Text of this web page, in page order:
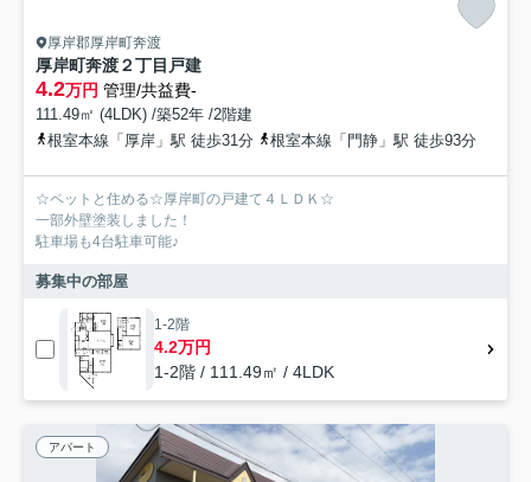
厚岸郡厚岸町奔渡
厚岸町奔渡２丁目戸建
4.2万円 管理/共益費-
111.49㎡ (4LDK) /築52年 /2階建
根室本線「厚岸」駅 徒歩31分
根室本線「門静」駅 徒歩93分
☆ペットと住める☆厚岸町の戸建て４ＬＤＫ☆
一部外壁塗装しました！
駐車場も4台駐車可能♪
募集中の部屋
1-2階
4.2万円
1-2階 / 111.49㎡ / 4LDK
アパート